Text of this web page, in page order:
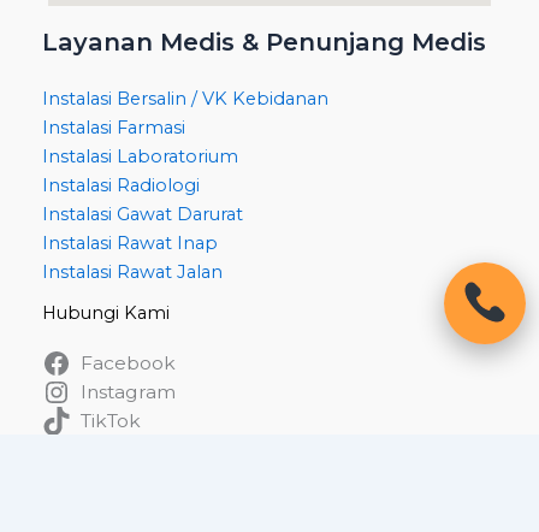
Layanan Medis & Penunjang Medis
Instalasi Bersalin / VK Kebidanan
Instalasi Farmasi
Instalasi Laboratorium
Instalasi Radiologi
Instalasi Gawat Darurat
Instalasi Rawat Inap
Instalasi Rawat Jalan
Hubungi Kami
Facebook
Instagram
TikTok